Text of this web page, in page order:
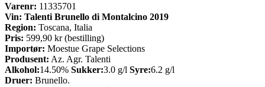
Varenr: 11335701
Vin: Talenti Brunello di Montalcino 2019
Region: Toscana, Italia
Pris: 599,90 kr (bestilling)
Importør: Moestue Grape Selections
Produsent: Az. Agr. Talenti
Alkohol:14.50% Sukker:3.0 g/l Syre:6.2 g/l
Druer: Brunello.